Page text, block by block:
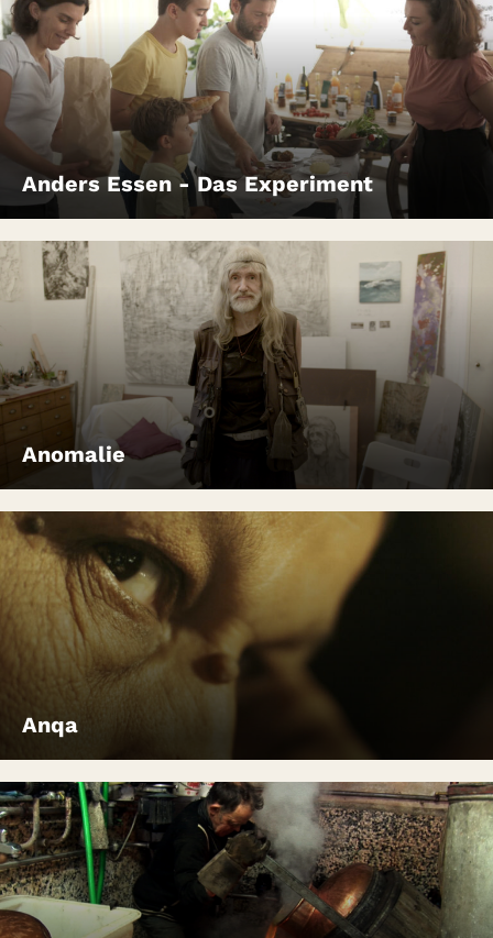
Anders Essen - Das Experiment
Anomalie
Anqa